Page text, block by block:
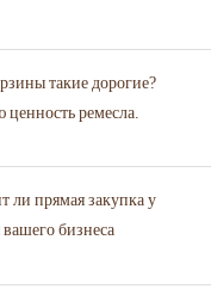
такие дорогие?
ремесла.
ли прямая закупка у
бизнеса